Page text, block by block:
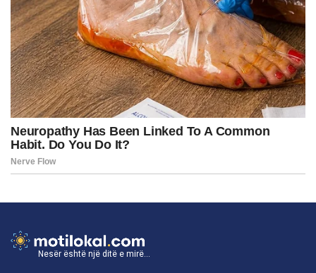
Nesër është një ditë e mirë...